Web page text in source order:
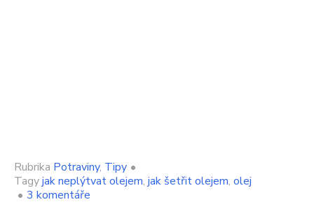
Rubrika Potraviny, Tipy •
Tagyjak neplýtvat olejem, jak šetřit olejem, olej
• 3 komentáře